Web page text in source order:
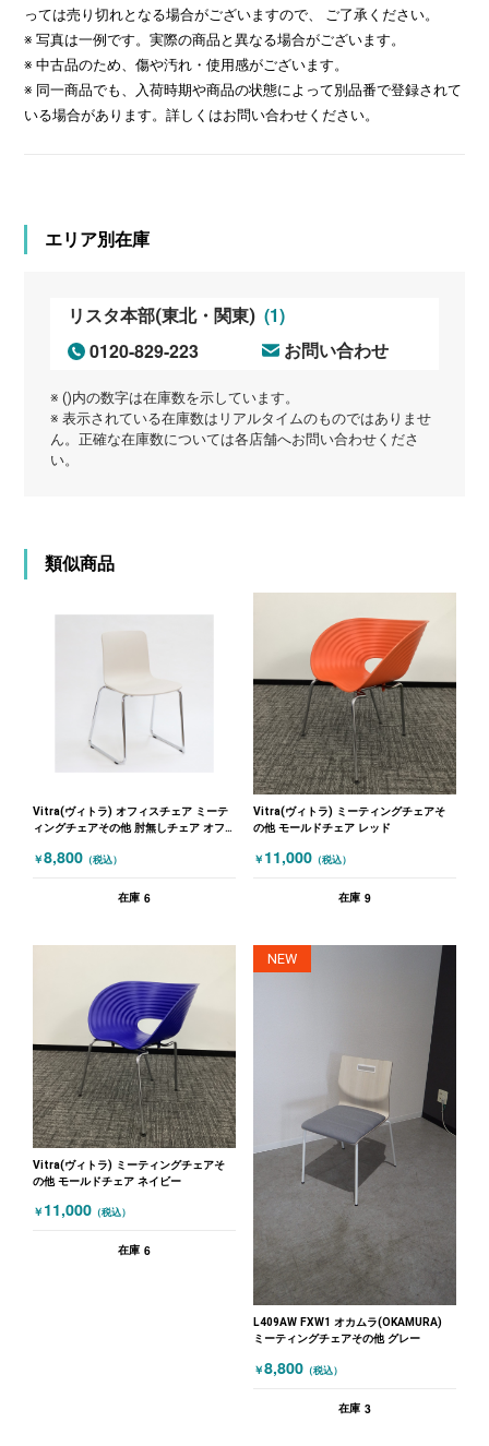
っては売り切れとなる場合がございますので、 ご了承ください。
※ 写真は一例です。実際の商品と異なる場合がございます。
※ 中古品のため、傷や汚れ・使用感がございます。
※ 同一商品でも、入荷時期や商品の状態によって別品番で登録されて
いる場合があります。詳しくはお問い合わせください。
エリア別在庫
リスタ本部(東北・関東) (1)
0120-829-223
お問い合わせ
※ ()内の数字は在庫数を示しています。
※ 表示されている在庫数はリアルタイムのものではありませ
ん。正確な在庫数については各店舗へお問い合わせくださ
い。
類似商品
Vitra(ヴィトラ) オフィスチェア ミーテ
ィングチェアその他 肘無しチェア オフ
￥8,800 （税込）
在庫 6
Vitra(ヴィトラ) ミーティングチェアそ
の他 モールドチェア レッド
￥ 11,000 （税込）
在庫 9
Vitra(ヴィトラ) ミーティングチェアそ
の他 モールドチェア ネイビー
￥ 11,000 （税込）
在庫 6
NEW
L409AW FXW1 オカムラ(OKAMURA)
ミーティングチェアその他 グレー
￥8,800 （税込）
在庫 3